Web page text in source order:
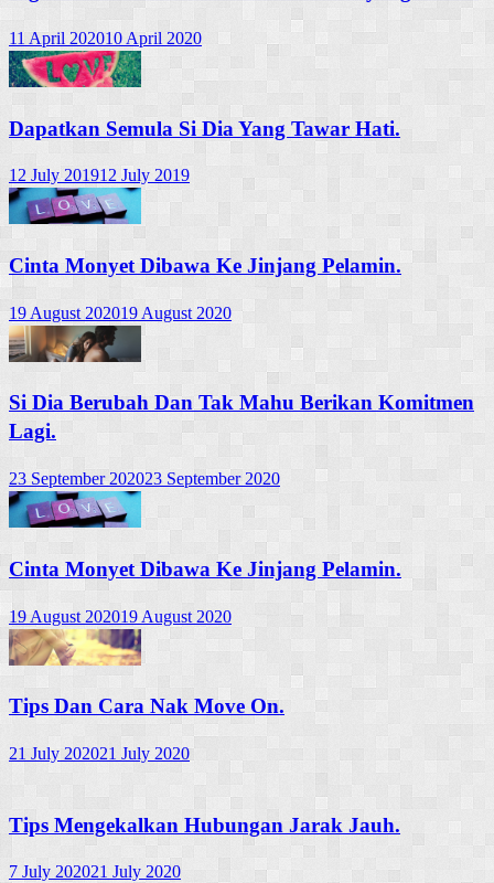
11 April 202010 April 2020
Dapatkan Semula Si Dia Yang Tawar Hati.
12 July 201912 July 2019
Cinta Monyet Dibawa Ke Jinjang Pelamin.
19 August 202019 August 2020
Si Dia Berubah Dan Tak Mahu Berikan Komitmen
Lagi.
23 September 202023 September 2020
Cinta Monyet Dibawa Ke Jinjang Pelamin.
19 August 202019 August 2020
Tips Dan Cara Nak Move On.
21 July 202021 July 2020
Tips Mengekalkan Hubungan Jarak Jauh.
7 July 202021 July 2020